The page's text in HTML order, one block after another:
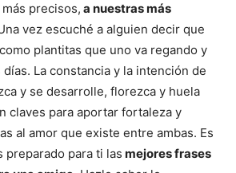
precisos, a nuestras más
vez escuché a alguien decir que
plantitas que uno va regando y
La constancia y la intención de
y se desarrolle, florezca y huela
claves para aportar fortaleza y
al amor que existe entre ambas. Es
preparado para ti las mejores frases